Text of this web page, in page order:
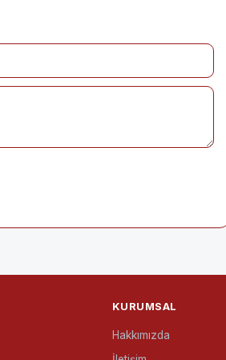
KURUMSAL
Hakkımızda